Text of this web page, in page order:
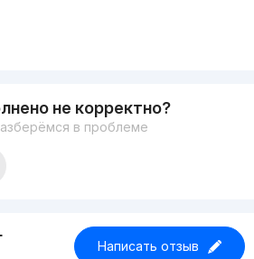
не корректно?
в проблеме
Написать отзыв